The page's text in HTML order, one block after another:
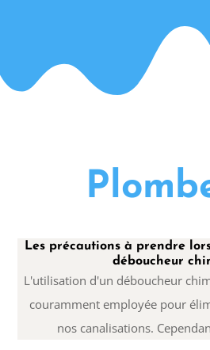
Les précautions à prendre
déboucheur
L'utilisation d'un déboucheur
couramment employée pour
nos canalisations.